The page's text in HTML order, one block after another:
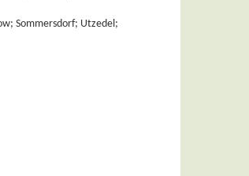
Sommersdorf; Utzedel;